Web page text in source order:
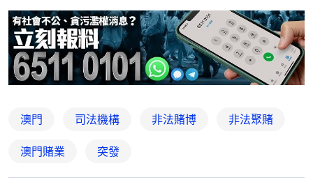
澳門 司法機構 非法賭博 非法聚賭
澳門賭業 突發